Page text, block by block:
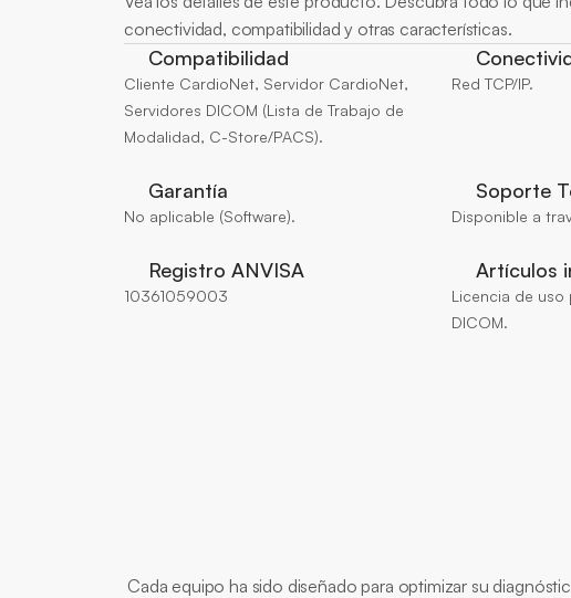
conectividad, compatibilidad y otras características.
Compatibilidad
Cliente CardioNet, Servidor CardioNet,
Servidores DICOM (Lista de Trabajo de
Modalidad, C-Store/PACS).
Red TCP/IP.
Garantía
No aplicable (Software).
Soporte
Disponible a
Registro ANVISA
10361059003
Artículos
Licencia de uso
DICOM.
Cada equipo ha sido diseñado para optimizar su